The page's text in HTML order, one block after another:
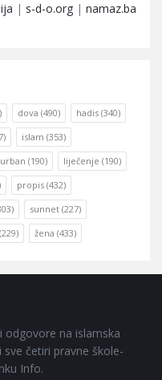
| s-d-o.org | namaz.ba
dova (490) hadis (340)
islam (353)
(190) liječenje (190)
propis (432)
sunnet (227)
(229) žena (433)
odgovore na islamska
četiri pravne škole-
Info.